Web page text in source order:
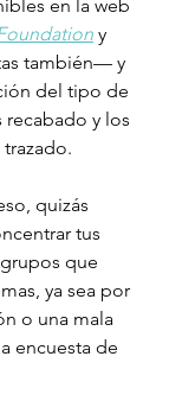
en la web
y
también— y
del tipo de
recabado y los
quizás
tus
que
ya sea por
o una mala
encuesta de